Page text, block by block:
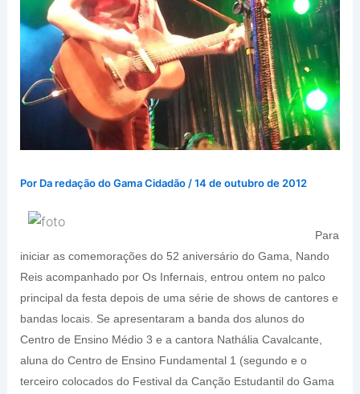
Por Da redação do Gama Cidadão /14 de outubro de 2012
Para
iniciar as comemorações do 52 aniversário do Gama, Nando
Reis acompanhado por Os Infernais, entrou ontem no palco
principal da festa depois de uma série de shows de cantores e
bandas locais. Se apresentaram a banda dos alunos do
Centro de Ensino Médio 3 e a cantora Nathália Cavalcante,
aluna do Centro de Ensino Fundamental 1 (segundo e o
terceiro colocados do Festival da Canção Estudantil do Gama